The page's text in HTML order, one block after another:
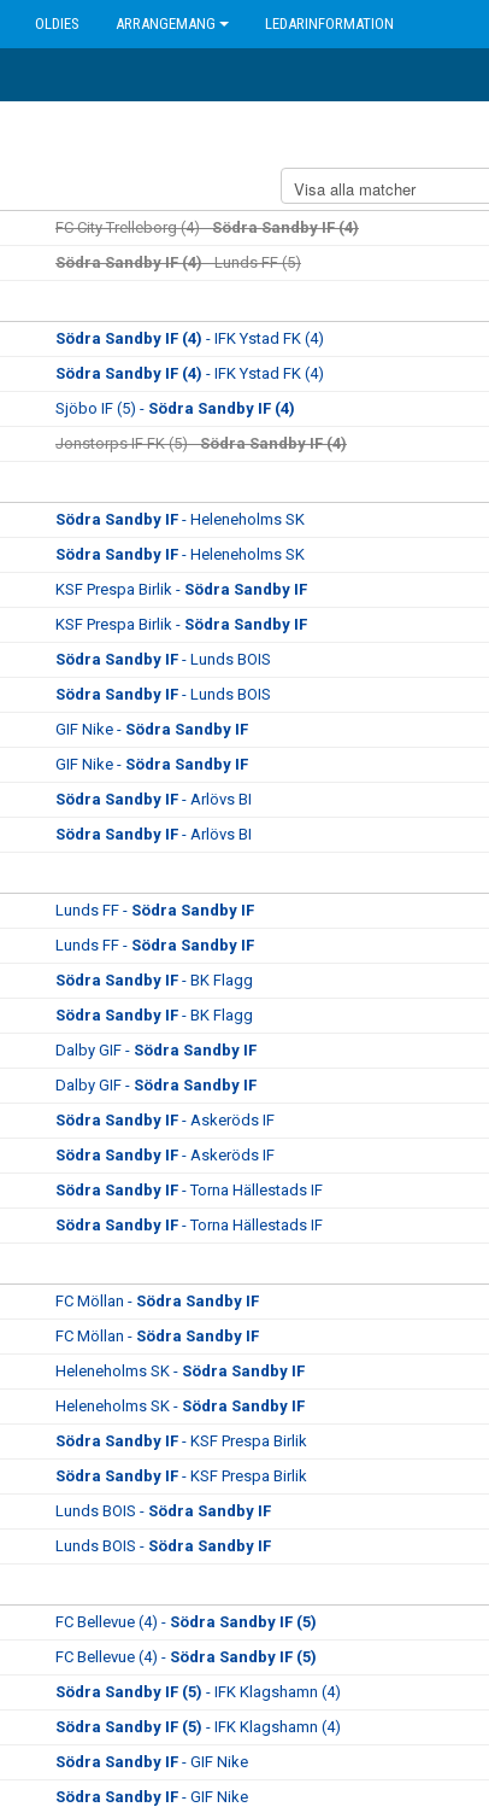
OLDIES ARRANGEMANG LEDARINFORMATION
FC City Trelleborg (4) -Södra Sandby IF (4)
Södra Sandby IF (4)- Lunds FF (5)
Södra Sandby IF (4) - IFK Ystad FK (4)
Södra Sandby IF (4) - IFK Ystad FK (4)
Sjöbo IF (5) - Södra Sandby IF (4)
Jonstorps IF FK (5) -Södra Sandby IF (4)
Södra Sandby IF - Heleneholms SK
Södra Sandby IF - Heleneholms SK
KSF Prespa Birlik - Södra Sandby IF
KSF Prespa Birlik - Södra Sandby IF
Södra Sandby IF - Lunds BOIS
Södra Sandby IF - Lunds BOIS
GIF Nike - Södra Sandby IF
GIF Nike - Södra Sandby IF
Södra Sandby IF - Arlövs BI
Södra Sandby IF - Arlövs BI
Lunds FF - Södra Sandby IF
Lunds FF - Södra Sandby IF
Södra Sandby IF - BK Flagg
Södra Sandby IF - BK Flagg
Dalby GIF - Södra Sandby IF
Dalby GIF - Södra Sandby IF
Södra Sandby IF - Askeröds IF
Södra Sandby IF - Askeröds IF
Södra Sandby IF - Torna Hällestads IF
Södra Sandby IF - Torna Hällestads IF
FC Möllan - Södra Sandby IF
FC Möllan - Södra Sandby IF
Heleneholms SK - Södra Sandby IF
Heleneholms SK - Södra Sandby IF
Södra Sandby IF - KSF Prespa Birlik
Södra Sandby IF - KSF Prespa Birlik
Lunds BOIS - Södra Sandby IF
Lunds BOIS - Södra Sandby IF
FC Bellevue (4) - Södra Sandby IF (5)
FC Bellevue (4) - Södra Sandby IF (5)
Södra Sandby IF (5) - IFK Klagshamn (4)
Södra Sandby IF (5) - IFK Klagshamn (4)
Södra Sandby IF - GIF Nike
Södra Sandby IF - GIF Nike